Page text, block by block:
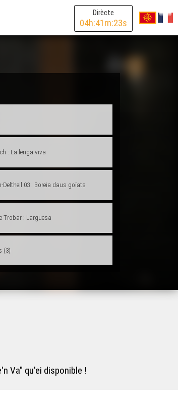
Dirècte
04h:41m:23s
: La lenga viva
Deltheil 03 : Boreia daus goïats
Trobar : Larguesa
(3)
Va" qu'ei disponible !